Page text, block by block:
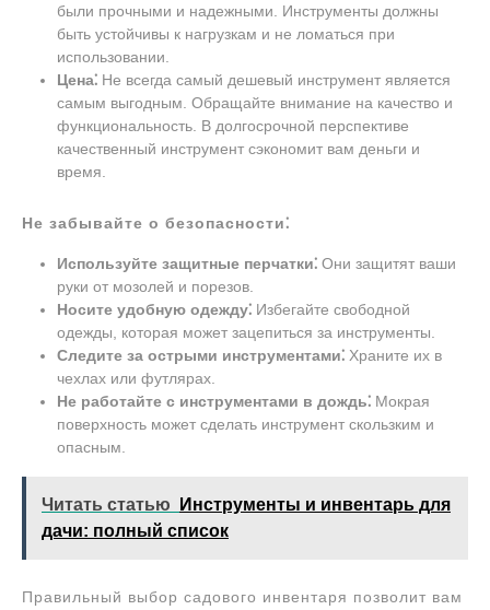
были прочными и надежными. Инструменты должны
быть устойчивы к нагрузкам и не ломаться при
использовании.
Цена⁚ Не всегда самый дешевый инструмент является
самым выгодным. Обращайте внимание на качество и
функциональность. В долгосрочной перспективе
качественный инструмент сэкономит вам деньги и
время.
Не забывайте о безопасности⁚
Используйте защитные перчатки⁚ Они защитят ваши
руки от мозолей и порезов.
Носите удобную одежду⁚ Избегайте свободной
одежды, которая может зацепиться за инструменты.
Следите за острыми инструментами⁚ Храните их в
чехлах или футлярах.
Не работайте с инструментами в дождь⁚ Мокрая
поверхность может сделать инструмент скользким и
опасным.
Читать статью
Инструменты и инвентарь для
дачи: полный список
Правильный выбор садового инвентаря позволит вам